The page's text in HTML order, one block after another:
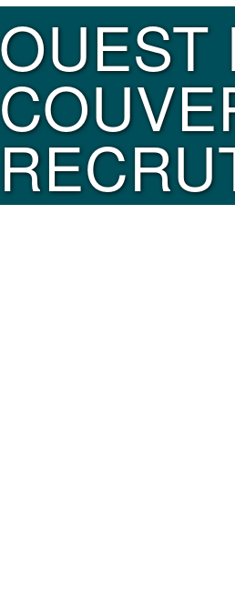
OUEST